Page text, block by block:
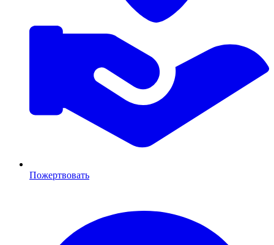
Пожертвовать